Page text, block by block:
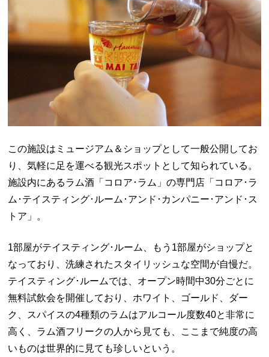
この施設はミュージアム＆ショップとして一般公開してお
り、気軽に足を運べる観光スポットとして知られている。
施設内にあるラム酒「コロア･ラム」の専門店「コロア･ラ
ム･テイスティング･ルーム･アンド･カンパニー･アンド･ス
トア」。
1部屋がテイスティング･ルーム、もう1部屋がショップと
なっており、洗練されたスタイリッシュな空間が自慢だ。
テイスティング･ルームでは、オープン時間中30分ごとに
無料試飲会を開催しており、ホワイト、ゴールド、ダー
ク、スパイスの4種類のラムはアルコール度数40と非常に
高く、ラム酒フリークの人から見ても、ここまで純度の高
いものは世界的に見ても珍しいという。